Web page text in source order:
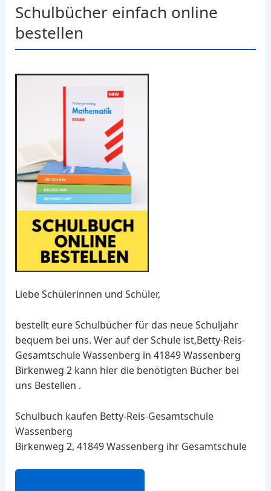
Schulbücher einfach online
bestellen
Liebe Schülerinnen und Schüler,
bestellt eure Schulbücher für das neue Schuljahr
bequem bei uns. Wer auf der Schule ist,Betty-Reis-
Gesamtschule Wassenberg in 41849 Wassenberg
Birkenweg 2 kann hier die benötigten Bücher bei
uns Bestellen .
Schulbuch kaufen Betty-Reis-Gesamtschule
Wassenberg
Birkenweg 2, 41849 Wassenberg ihr Gesamtschule